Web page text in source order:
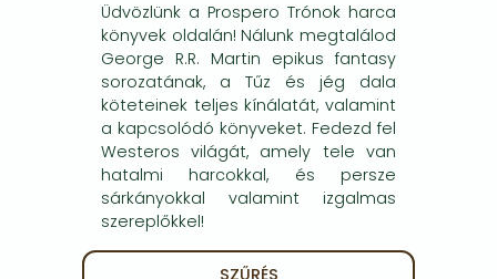
Üdvözlünk a Prospero Trónok harca
könyvek oldalán! Nálunk megtalálod
George R.R. Martin epikus fantasy
sorozatának, a Tűz és jég dala
köteteinek teljes kínálatát, valamint
a kapcsolódó könyveket. Fedezd fel
Westeros világát, amely tele van
hatalmi harcokkal, és persze
sárkányokkal valamint izgalmas
szereplőkkel!
SZŰRÉS